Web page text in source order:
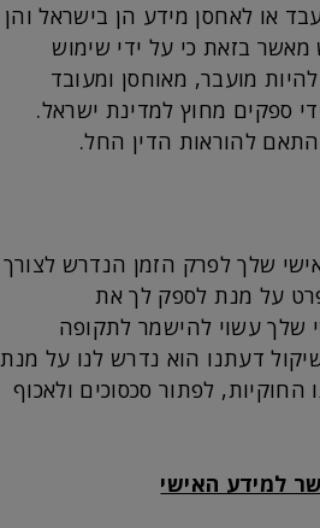
או לאחסן מידע הן בישראל והן
בזאת כי על ידי שימוש
מועבר, מאוחסן ומעובד
ספקים מחוץ למדינת ישראל.
להוראות הדין החל.
שלך לפרק הזמן הנדרש לצורך
על מנת לספק לך את
שלך עשוי להישמר לתקופה
דעתנו הוא נדרש לנו על מנת
החוקיות, לפתור סכסוכים ולאכוף
למידע האישי